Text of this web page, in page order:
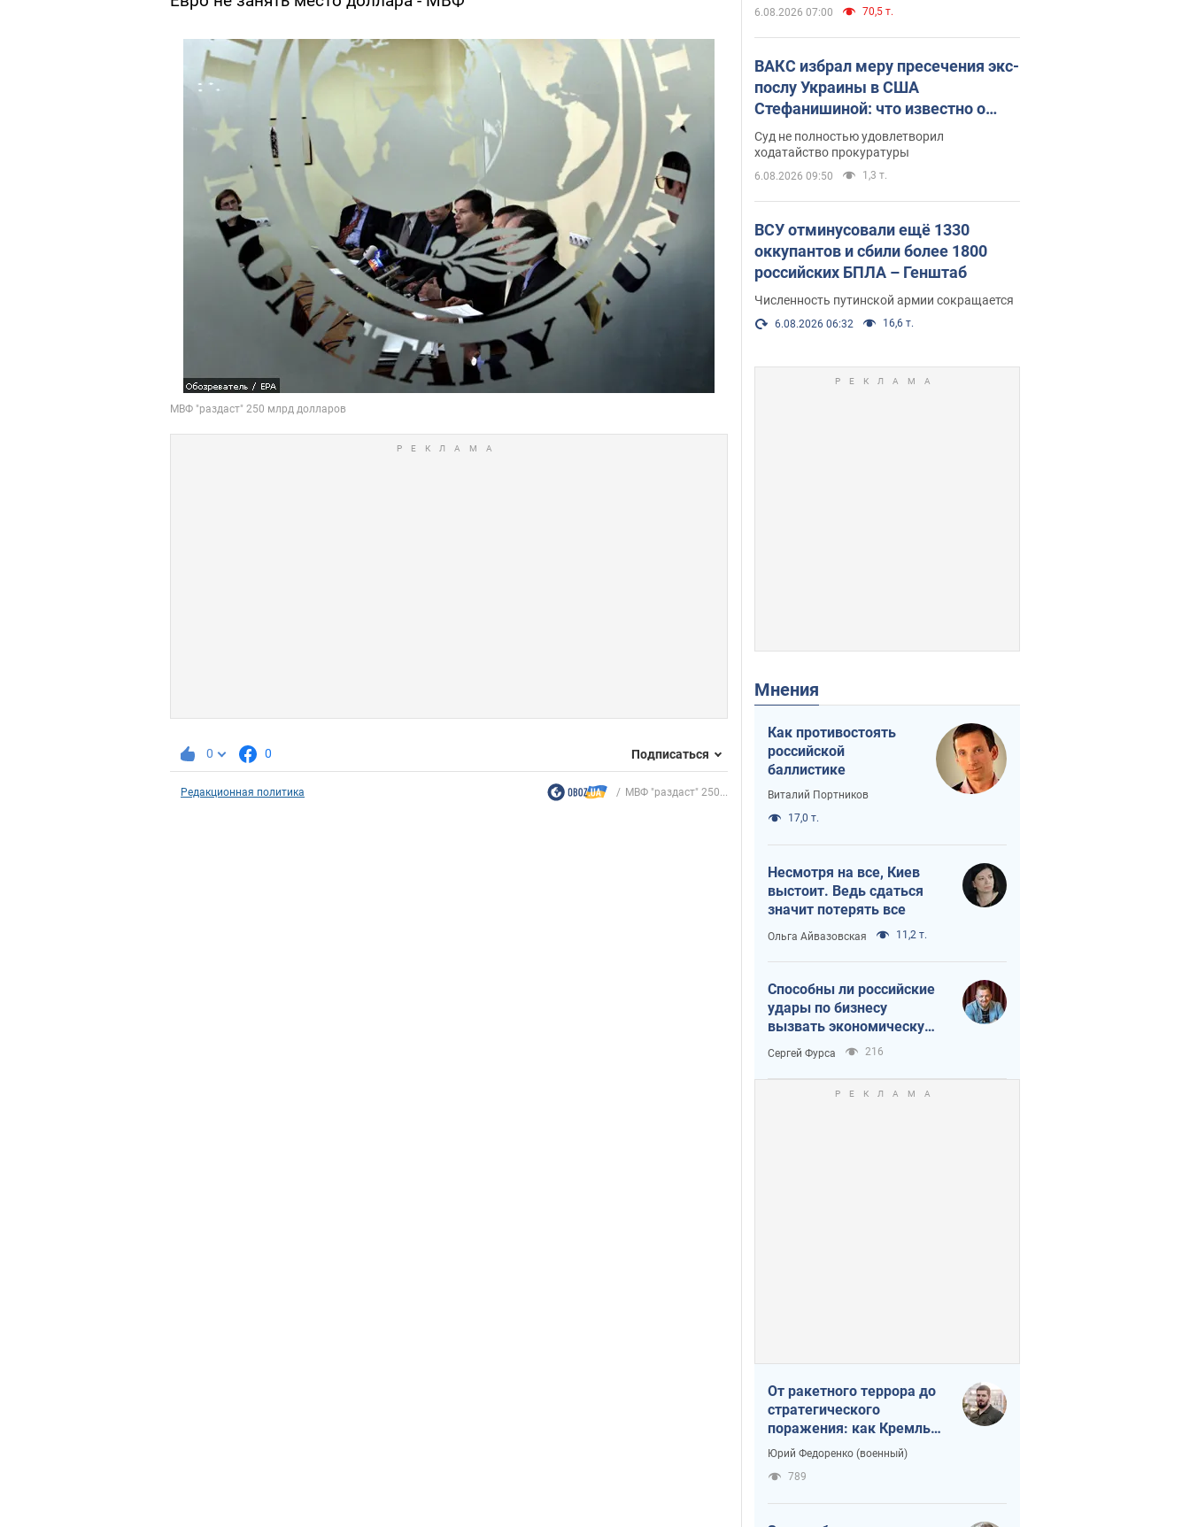
0 0 Подписаться
Редакционная политика МВФ "раздаст" 250...
6.08.2026 07:00 70,5 т.
ВАКС избрал меру пресечения экс-
послу Украины в США
Стефанишиной: что известно о
деле
Суд не полностью удовлетворил
ходатайство прокуратуры
6.08.2026 09:50 1,3 т.
ВСУ отминусовали ещё 1330
оккупантов и сбили более 1800
российских БПЛА – Генштаб
Численность путинской армии сокращается
6.08.2026 06:32 16,6 т.
Мнения
Как противостоять
российской
баллистике
Виталий Портников
17,0 т.
Несмотря на все, Киев
выстоит. Ведь сдаться
значит потерять все
Ольга Айвазовская 11,2 т.
Способны ли российские
удары по бизнесу
вызвать экономическую
катастрофу?
Сергей Фурса 216
От ракетного террора до
стратегического
поражения: как Кремль
загнал себя в ловушку
Юрий Федоренко (военный)
789